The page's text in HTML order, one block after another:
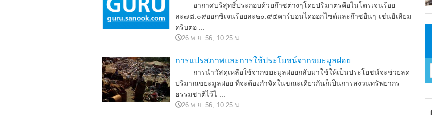
อากาศบริสุทธิ์ประกอบด้วยก๊าซต่างๆโดยปริมาตรคือไนโตรเจนร้อย
ละ๗๘.๐๙ออกซิเจนร้อยละ๒๐.๙๔คาร์บอนไดออกไซด์และก๊าซอื่นๆ เช่นฮีเลียม
คริบตอ ...
26 พ.ย. 56, 10.25 น.
การแปรสภาพและการใช้ประโยชน์จากขยะมูลฝอย
การนำวัสดุเหลือใช้จากขยะมูลฝอยกลับมาใช้ให้เป็นประโยชน์จะช่วยลด
ปริมาณขยะมูลฝอย ที่จะต้องกำจัดในขณะเดียวกันก็เป็นการสงวนทรัพยากร
ธรรมชาติไว้ไ ...
26 พ.ย. 56, 10.25 น.